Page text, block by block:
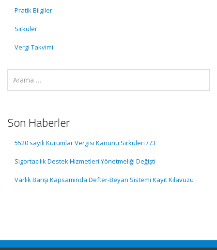
Pratik Bilgiler
Sirküler
Vergi Takvimi
Son Haberler
5520 sayılı Kurumlar Vergisi Kanunu Sirküleri /73
Sigortacılık Destek Hizmetleri Yönetmeliği Değişti
Varlık Barışı Kapsamında Defter-Beyan Sistemi Kayıt Kılavuzu